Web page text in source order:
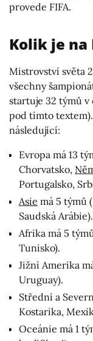
provede FIFA.
Kolik je na
Mistrovství světa
všechny
startuje 32 týmů
pod tímto
následující:
Evropa má 13
Chorvatsko,
Portugalsko,
Asie má 5 týmů
Saudská Arábie).
Afrika má 5
Tunisko).
Jižní Amerika
Uruguay).
Střední a
Kostarika,
Oceánie má 1